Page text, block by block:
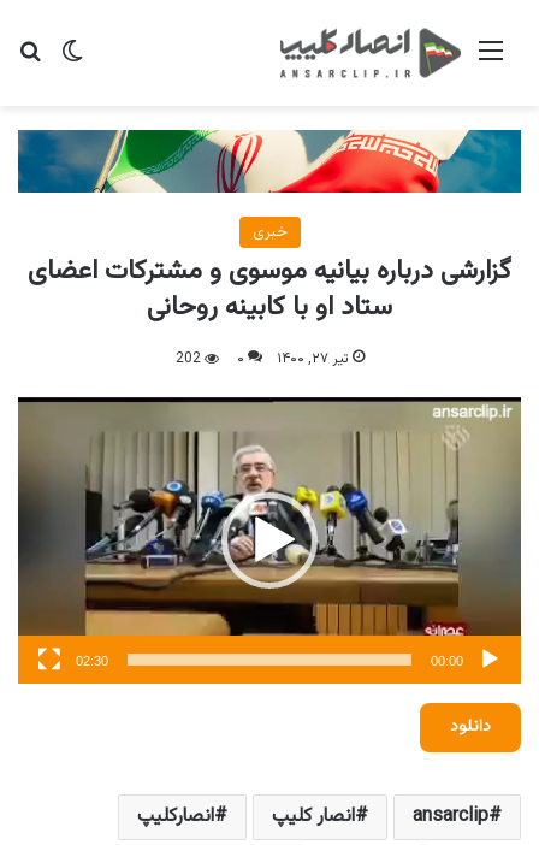
تغییر منو
خبری
گزارشی درباره بیانیه موسوی و مشترکات اعضای
ستاد او با کابینه روحانی
تیر ۲۷, ۱۴۰۰ ۰ 202
نمایشگر
ویدیو
00:00
02:30
دانلود
ansarclip انصار کلیپ
انصارکلیپ